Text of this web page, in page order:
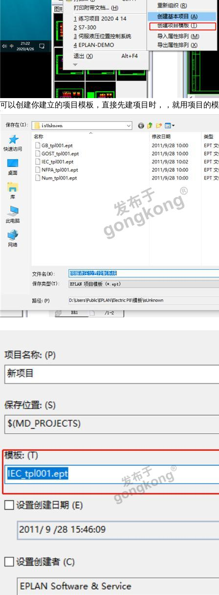
可以创建你建立的项目模板，直接先建项目时，，就用项目的